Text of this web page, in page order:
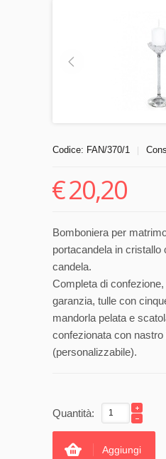
Codice: FAN/370/1
€20,20
Bomboniera per
portacandela in cristallo
candela.
Completa di
garanzia, tulle con
mandorla pelata e
confezionata con
(personalizzabile).
Quantità:
Aggiungi